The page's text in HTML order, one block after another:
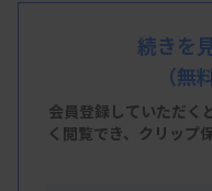
現地開催
京都教育文化セン
続きを
（無
会員登録していただく
く閲覧でき、 クリップ